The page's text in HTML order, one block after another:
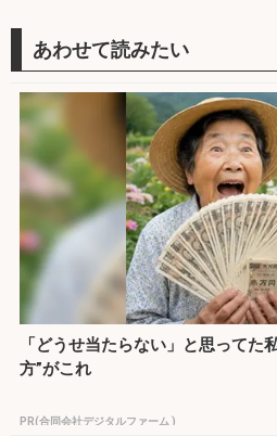
「どうせ当たらない」と思ってた
方”がこれ
PR(合同会社デジタルファーム )